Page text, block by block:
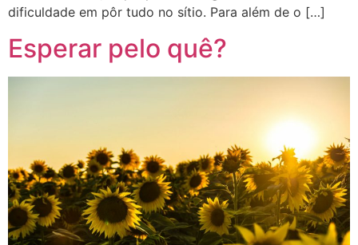
dificuldade em pôr tudo no sítio. Para além de o […]
Esperar pelo quê?